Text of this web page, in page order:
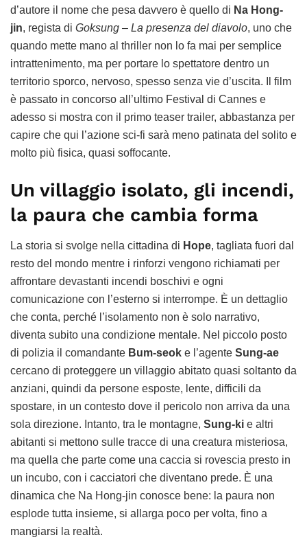
d’autore il nome che pesa davvero è quello di Na Hong-
jin, regista di Goksung – La presenza del diavolo, uno che
quando mette mano al thriller non lo fa mai per semplice
intrattenimento, ma per portare lo spettatore dentro un
territorio sporco, nervoso, spesso senza vie d’uscita. Il film
è passato in concorso all’ultimo Festival di Cannes e
adesso si mostra con il primo teaser trailer, abbastanza per
capire che qui l’azione sci-fi sarà meno patinata del solito e
molto più fisica, quasi soffocante.
Un villaggio isolato, gli incendi,
la paura che cambia forma
La storia si svolge nella cittadina di Hope, tagliata fuori dal
resto del mondo mentre i rinforzi vengono richiamati per
affrontare devastanti incendi boschivi e ogni
comunicazione con l’esterno si interrompe. È un dettaglio
che conta, perché l’isolamento non è solo narrativo,
diventa subito una condizione mentale. Nel piccolo posto
di polizia il comandante Bum-seok e l’agente Sung-ae
cercano di proteggere un villaggio abitato quasi soltanto da
anziani, quindi da persone esposte, lente, difficili da
spostare, in un contesto dove il pericolo non arriva da una
sola direzione. Intanto, tra le montagne, Sung-ki e altri
abitanti si mettono sulle tracce di una creatura misteriosa,
ma quella che parte come una caccia si rovescia presto in
un incubo, con i cacciatori che diventano prede. È una
dinamica che Na Hong-jin conosce bene: la paura non
esplode tutta insieme, si allarga poco per volta, fino a
mangiarsi la realtà.